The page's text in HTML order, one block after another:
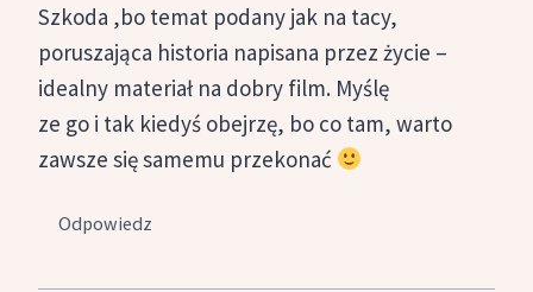
Szkoda ,bo temat podany jak na tacy,
poruszająca historia napisana przez życie –
idealny materiał na dobry film. Myślę
ze go i tak kiedyś obejrzę, bo co tam, warto
zawsze się samemu przekonać
Odpowiedz